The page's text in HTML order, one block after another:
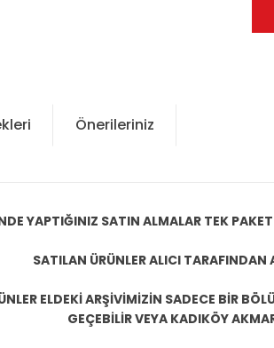
Önerileriniz
YAPTIĞINIZ SATIN ALMALAR TEK
SATILAN ÜRÜNLER ALICI
ELDEKİ ARŞİVİMİZİN SADECE BİR
GEÇEBİLİR VEYA KADIKÖY